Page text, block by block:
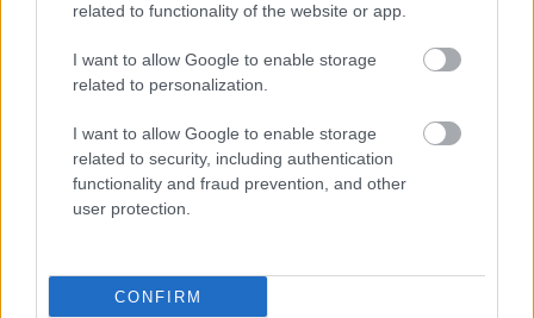
related to functionality of the website or app.
I want to allow Google to enable storage
related to personalization.
I want to allow Google to enable storage
related to security, including authentication
functionality and fraud prevention, and other
user protection.
CONFIRM
kezdését.
1 hozzászólás